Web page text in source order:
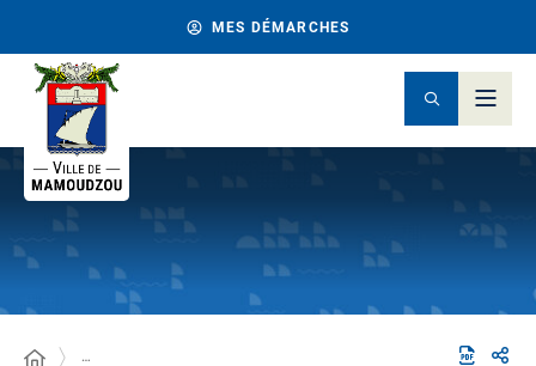
MES DÉMARCHES
…